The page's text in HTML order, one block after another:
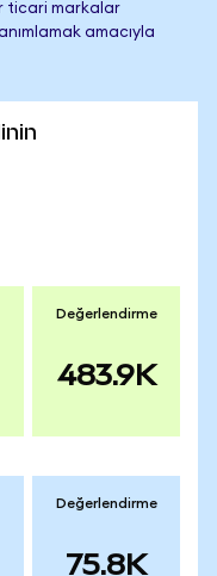
ticari markalar
amacıyla
Değerlendirme
483.9K
Değerlendirme
75.8K